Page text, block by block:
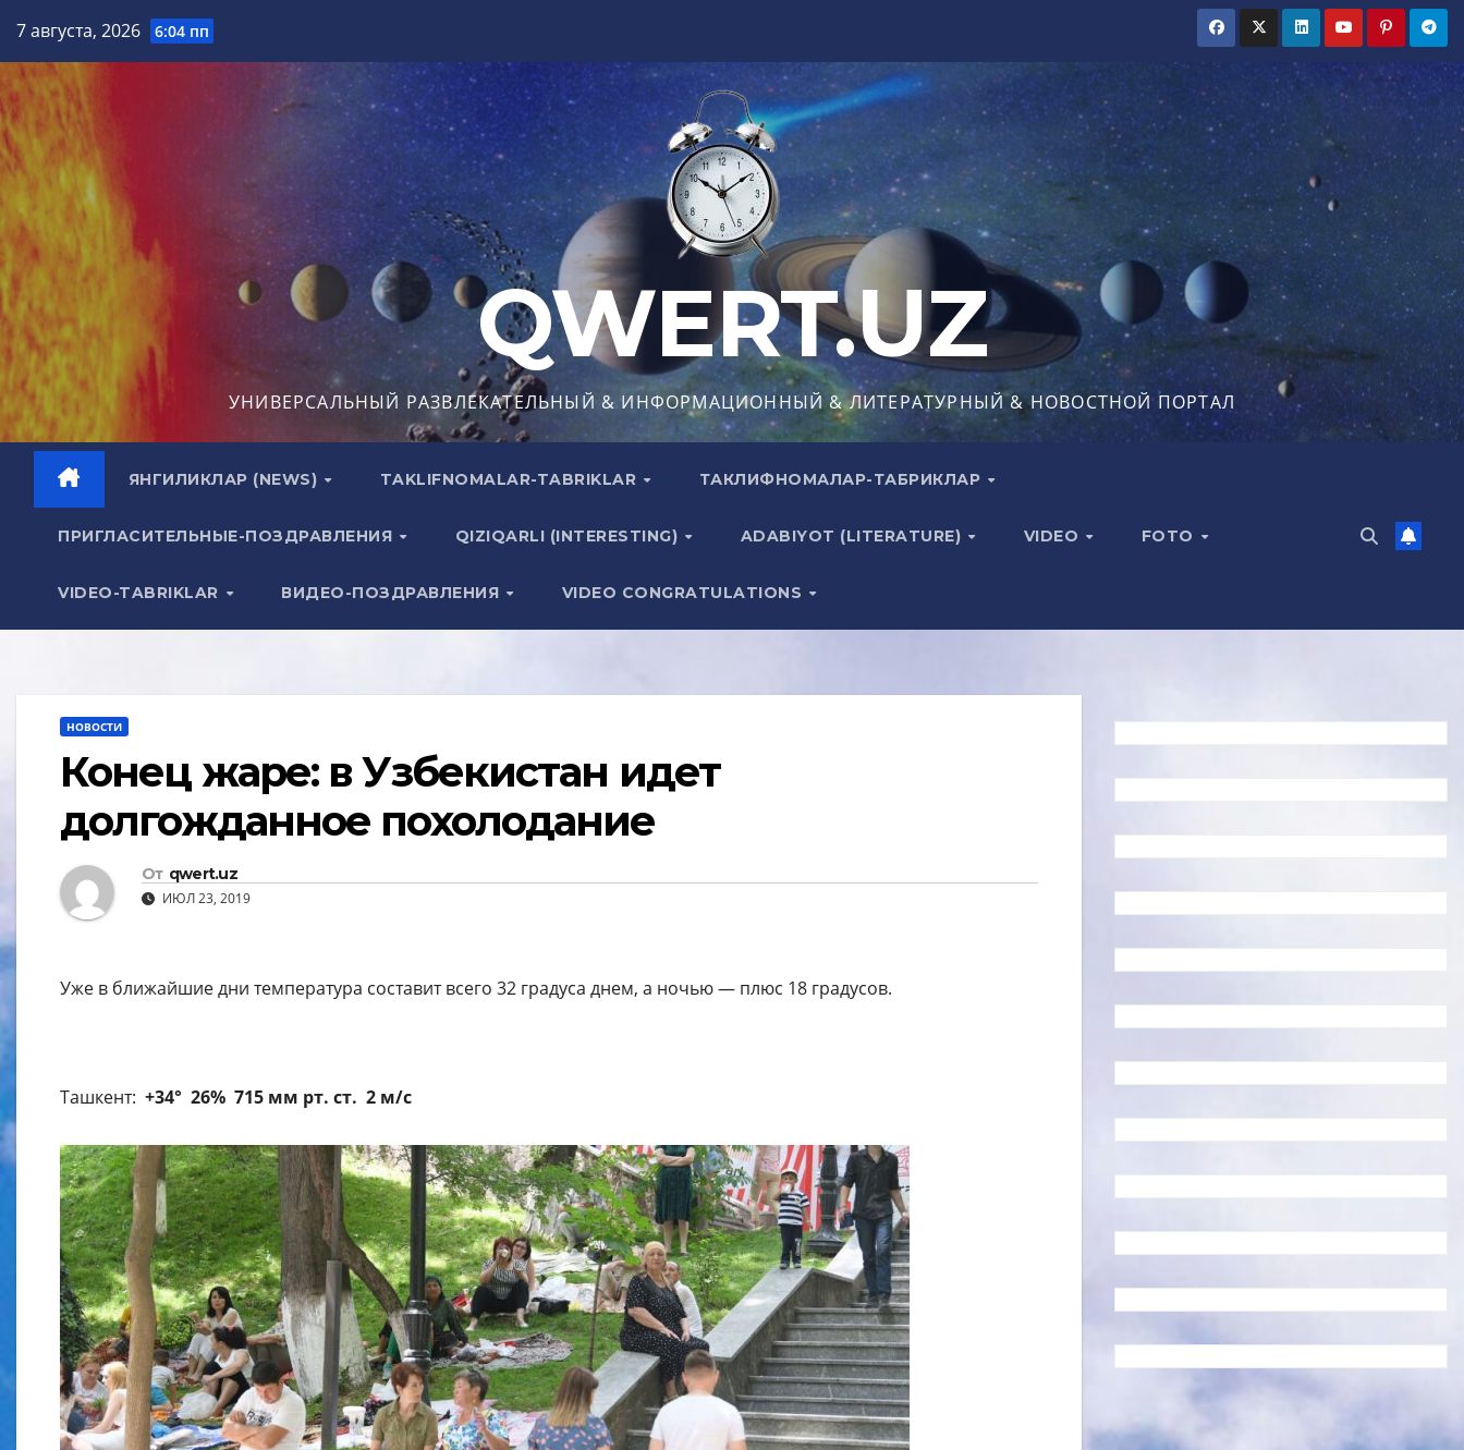
содержимому
7 августа, 2026 6:04 пп
QWERT.UZ
УНИВЕРСАЛЬНЫЙ РАЗВЛЕКАТЕЛЬНЫЙ & ИНФОРМАЦИОННЫЙ & ЛИТЕРАТУРНЫЙ & НОВОСТНОЙ ПОРТАЛ
ЯНГИЛИКЛАР (NEWS) TAKLIFNOMALAR-TABRIKLAR ТАКЛИФНОМАЛАР-ТАБРИКЛАР
ПРИГЛАСИТЕЛЬНЫЕ-ПОЗДРАВЛЕНИЯ QIZIQARLI (INTERESTING) ADABIYOT (LITERATURE) VIDEO FOTO
VIDEO-TABRIKLAR ВИДЕО-ПОЗДРАВЛЕНИЯ VIDEO CONGRATULATIONS
НОВОСТИ
Конец жаре: в Узбекистан идет
долгожданное похолодание
От qwert.uz
ИЮЛ 23, 2019
Уже в ближайшие дни температура составит всего 32 градуса днем, а ночью — плюс 18 градусов.
Ташкент: +34° 26% 715 мм рт. ст. 2 м/с